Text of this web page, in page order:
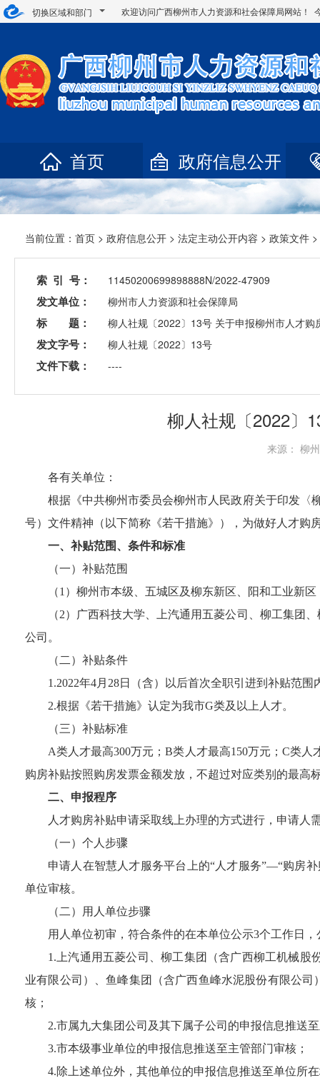
切换区域和部门 欢迎访问广西柳州市人力资源和社会保障局网站！
首页 政府信息公开
当前位置： 首页 > 政府信息公开 > 法定主动公开内容 > 政策文件
索 引 号： 11450200699898888N/2022-47909
发文单位： 柳州市人力资源和社会保障局
标 题： 柳人社规〔2022〕13号 关于申报柳州市人才购
发文字号： 柳人社规〔2022〕13号
文件下载： ----
柳人社规〔2022〕
来源： 柳
各有关单位：
根据 《中共柳州市委员会柳州市人民政府关于印发〈
号）文件精神 （以下简称《若干措施》）， 为做好人才购
一、 补贴范围、条件和标准
（一）补贴范围
（1 ）柳州市本级、五城区及柳东新区、阳和工业新
（2） 广西科技大学、 上汽通用五菱公司
柳工集团
公司。
（二）补贴条件
1.2022年4月 28日（含）以后首次全职引进到补贴范
2.根据 《若干措施》 认定为我市G类及以上人才。
（三）补贴标准
A类人才最高300万元；B类人才最高150万元； C类人
购房补贴按照购房发票金额发放，不超过对应类别的最高
二、 申报程序
人才购房补贴申请采取线上办理的方式进行，申请人
（一）个人步骤
申请人在智慧人才服务平台上的“人才服务”—“购房补
单位审核。
（二）用人单位步骤
用人单位初审，符合条件的在本单位公示3个工作日 ，
1. 上汽通用五菱公司、柳工集团（含广西柳工机械
业有限公司）、鱼峰集团（含广西鱼峰水泥股份有限公司
核；
2.市属九大集团公司及其下属子公司 的申报信息推送
3.市本级事业单位的申报信息推送至主管部门审核；
4.除上述单位外，其他单位的申报信息推送至单位所